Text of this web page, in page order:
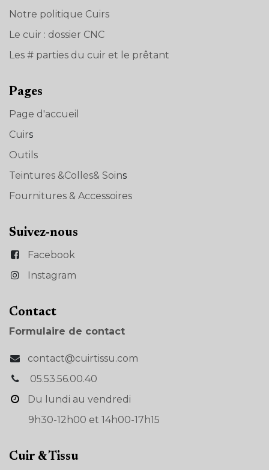
Notre politique Cuirs
Le cuir : dossier CNC
Les # parties du cuir et le prêtant
Pages
Page d'accueil
Cuirs
Outils
Teintures &Colles& Soins
Fournitures & Accessoires
Suivez-nous
Facebook
Instagram
Con​tact
Formulaire de contact
contact@cuirtissu.com
05.53.56.00.40
Du lundi au vendredi
9h30-12h00 et 14h00-17h15
Cuir & Tissu